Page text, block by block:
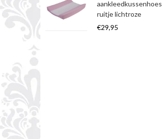
aankleedkussenhoes
ruitje lichtroze
€29,95